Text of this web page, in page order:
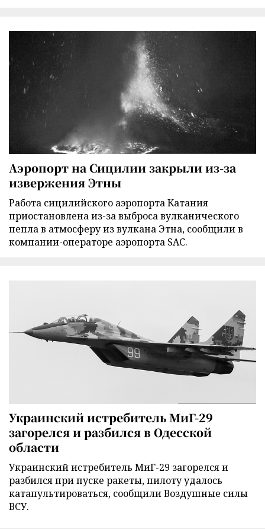
Аэропорт на Сицилии закрыли из-за
извержения Этны
Работа сицилийского аэропорта Катания
приостановлена из-за выброса вулканического
пепла в атмосферу из вулкана Этна, сообщили в
компании-операторе аэропорта SAC.
Украинский истребитель МиГ-29
загорелся и разбился в Одесской
области
Украинский истребитель МиГ-29 загорелся и
разбился при пуске ракеты, пилоту удалось
катапультироваться, сообщили Воздушные силы
ВСУ.